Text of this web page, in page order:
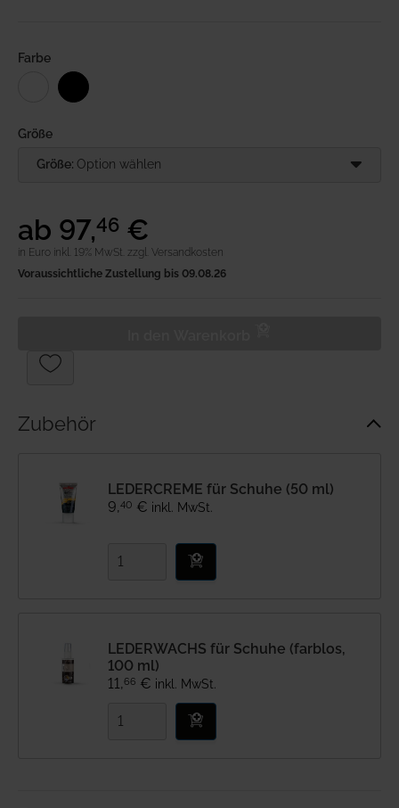
Merkliste
Farbe
Größe
Größe: Option wählen
ab 97,46 €
in Euro inkl. 19% MwSt. zzgl. Versandkosten
Voraussichtliche Zustellung bis 09.08.26
Zubehör
LEDERCREME für Schuhe (50 ml)
9,40 € inkl. MwSt.
LEDERWACHS für Schuhe (farblos,
100 ml)
11,66 € inkl. MwSt.